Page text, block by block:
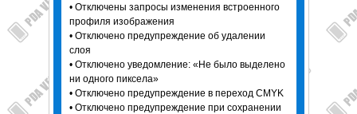
• Отключены запросы изменения встроенного
профиля изображения
• Отключено предупреждение об удалении
слоя
• Отключено уведомление: «Не было выделено
ни одного пиксела»
• Отключено предупреждение в переход CMYK
• Отключено предупреждение при сохранении